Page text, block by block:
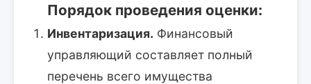
Порядок проведения оценки:
Инвентаризация. Финансовый
управляющий составляет полный
перечень всего имущества